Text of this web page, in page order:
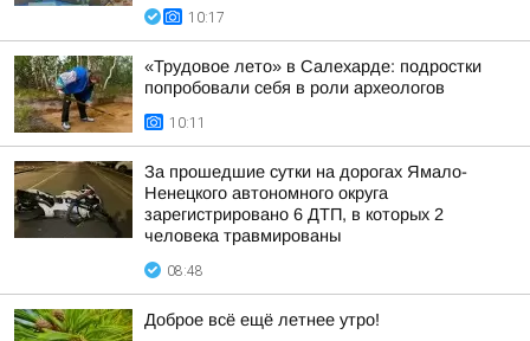
10:17
«Трудовое лето» в Салехарде: подростки
попробовали себя в роли археологов
10:11
За прошедшие сутки на дорогах Ямало-
Ненецкого автономного округа
зарегистрировано 6 ДТП, в которых 2
человека травмированы
08:48
Доброе всё ещё летнее утро!